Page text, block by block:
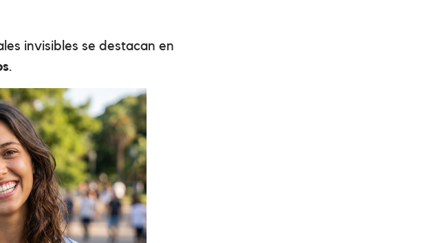
invisibles se destacan en
.